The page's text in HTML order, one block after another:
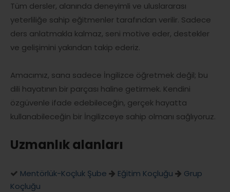
Tüm dersler, alanında deneyimli ve uluslararası
yeterliliğe sahip eğitmenler tarafından verilir. Sadece
ders anlatmakla kalmaz, seni motive eder, destekler
ve gelişimini yakından takip ederiz.
Amacımız, sana sadece İngilizce öğretmek değil; bu
dili hayatının bir parçası haline getirmek. Kendini
özgüvenle ifade edebileceğin, gerçek hayatta
kullanabileceğin bir İngilizceye sahip olmanı sağlıyoruz.
Uzmanlık alanları
Mentörlük-Koçluk Şube Eğitim Koçluğu
Grup
Koçluğu